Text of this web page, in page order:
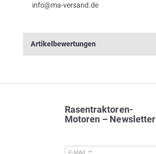
info@ma-versand.de
Artikelbewertungen
Rasentraktoren-
Motoren – Newsletter
E-MAIL **